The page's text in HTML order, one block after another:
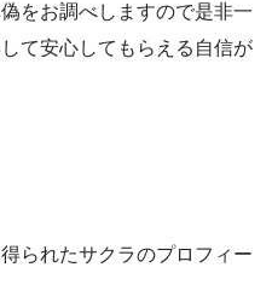
をお調べしますので是非一
て安心してもらえる自信が
られたサクラのプロフィー